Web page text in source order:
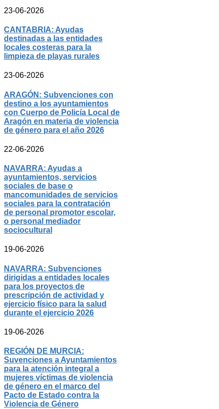
23-06-2026
CANTABRIA: Ayudas
destinadas a las entidades
locales costeras para la
limpieza de playas rurales
23-06-2026
ARAGÓN: Subvenciones con
destino a los ayuntamientos
con Cuerpo de Policía Local de
Aragón en materia de violencia
de género para el año 2026
22-06-2026
NAVARRA: Ayudas a
ayuntamientos, servicios
sociales de base o
mancomunidades de servicios
sociales para la contratación
de personal promotor escolar,
o personal mediador
sociocultural
19-06-2026
NAVARRA: Subvenciones
dirigidas a entidades locales
para los proyectos de
prescripción de actividad y
ejercicio físico para la salud
durante el ejercicio 2026
19-06-2026
REGIÓN DE MURCIA:
Suvenciones a Ayuntamientos
para la atención integral a
mujeres víctimas de violencia
de género en el marco del
Pacto de Estado contra la
Violencia de Género